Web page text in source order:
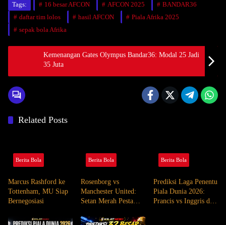
Tags: 16 besar AFCON AFCON 2025
BANDAR36
daftar tim lolos
hasil AFCON
Piala Afrika 2025
sepak bola Afrika
Kemenangan Gates Olympus Bandar36: Modal 25 Jadi
35 Juta
Related Posts
Berita Bola
Marcus Rashford ke
Tottenham, MU Siap
Bernegosiasi
Berita Bola
Rosenborg vs
Manchester United:
Setan Merah Pesta
Norwegia
Berita Bola
Prediksi Laga Penentu
Piala Dunia 2026:
Prancis vs Inggris dan